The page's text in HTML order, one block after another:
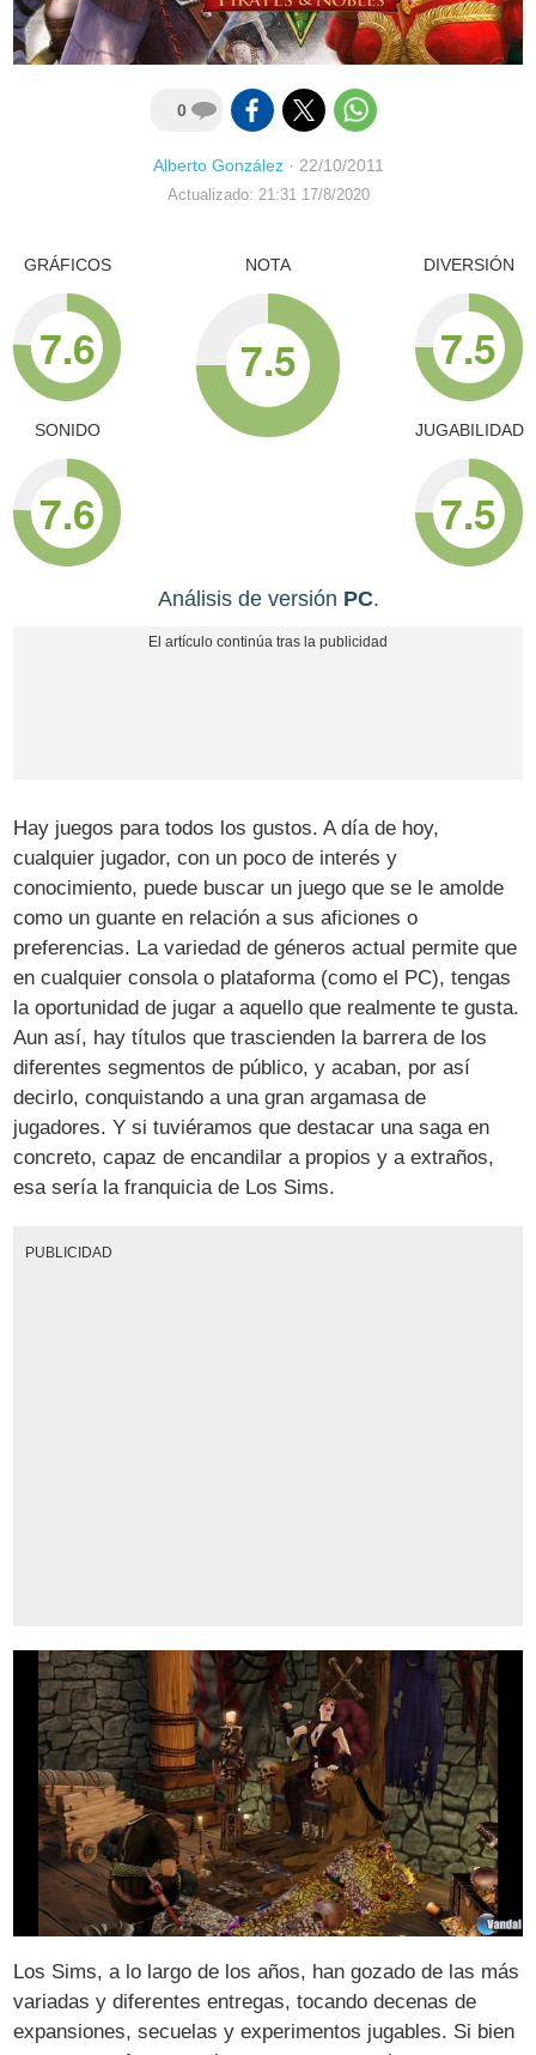
0
Alberto González· 22/10/2011
Actualizado: 21:31 17/8/2020
GRÁFICOS
7.6
SONIDO
7.6
NOTA
7.5
DIVERSIÓN
7.5
JUGABILIDAD
7.5
Análisis de versión PC.
Hay juegos para todos los gustos. A día de hoy,
cualquier jugador, con un poco de interés y
conocimiento, puede buscar un juego que se le amolde
como un guante en relación a sus aficiones o
preferencias. La variedad de géneros actual permite que
en cualquier consola o plataforma (como el PC), tengas
la oportunidad de jugar a aquello que realmente te gusta.
Aun así, hay títulos que trascienden la barrera de los
diferentes segmentos de público, y acaban, por así
decirlo, conquistando a una gran argamasa de
jugadores. Y si tuviéramos que destacar una saga en
concreto, capaz de encandilar a propios y a extraños,
esa sería la franquicia de Los Sims.
PUBLICIDAD
Los Sims, a lo largo de los años, han gozado de las más
variadas y diferentes entregas, tocando decenas de
expansiones, secuelas y experimentos jugables. Si bien